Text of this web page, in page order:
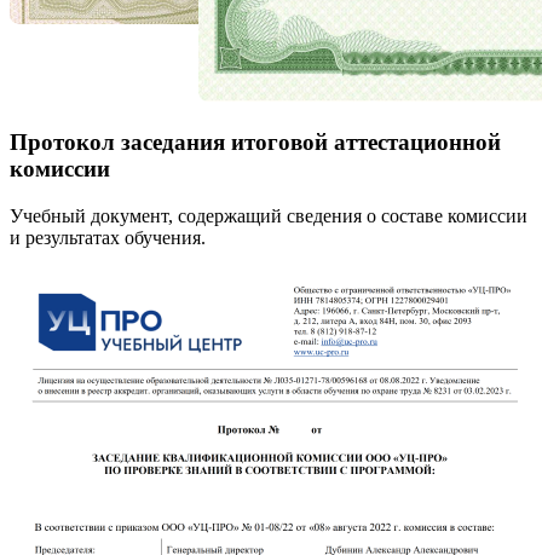
Протокол заседания итоговой аттестационной
комиссии
Учебный документ, содержащий сведения о составе комиссии
и результатах обучения.